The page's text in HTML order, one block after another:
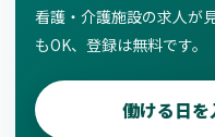
看護・介護施設の求人が
もOK、登録は無料です。
働ける日